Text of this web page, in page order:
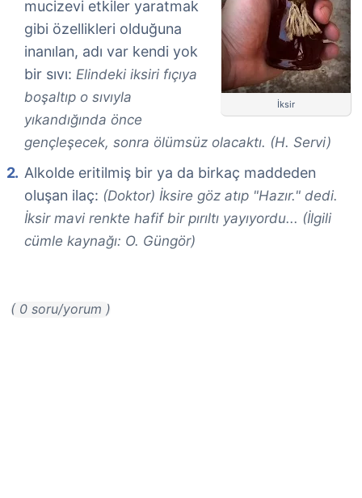
İksir
mucizevi etkiler yaratmak
gibi özellikleri olduğuna
inanılan, adı var kendi yok
bir sıvı: Elindeki iksiri fıçıya
boşaltıp o sıvıyla
yıkandığında önce
gençleşecek, sonra ölümsüz olacaktı. (H. Servi)
Alkolde eritilmiş bir ya da birkaç maddeden
oluşan ilaç: (Doktor) İksire göz atıp "Hazır." dedi.
İksir mavi renkte hafif bir pırıltı yayıyordu... (İlgili
cümle kaynağı: O. Güngör)
( 0 soru/yorum )